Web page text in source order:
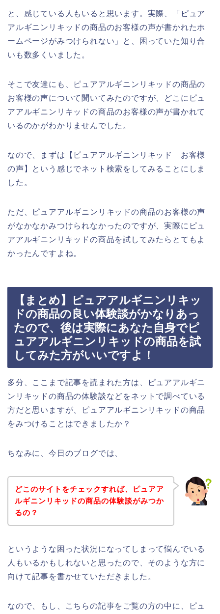
と、感じている人もいると思います。実際、「ピュア
アルギニンリキッドの商品のお客様の声が書かれたホ
ームページがみつけられない」と、困っていた知り合
いも数多くいました。
そこで友達にも、ピュアアルギニンリキッドの商品の
お客様の声について聞いてみたのですが、どこにピュ
アアルギニンリキッドの商品のお客様の声が書かれて
いるのかがわかりませんでした。
なので、まずは【ピュアアルギニンリキッド お客様
の声】という感じでネット検索をしてみることにしま
した。
ただ、ピュアアルギニンリキッドの商品のお客様の声
がなかなかみつけられなかったのですが、実際にピュ
アアルギニンリキッドの商品を試してみたらとてもよ
かったんですよね。
【まとめ】ピュアアルギニンリキッ
ドの商品の良い体験談がかなりあっ
たので、後は実際にあなた自身でピ
ュアアルギニンリキッドの商品を試
してみた方がいいですよ！
多分、ここまで記事を読まれた方は、ピュアアルギニ
ンリキッドの商品の体験談などをネットで調べている
方だと思いますが、ピュアアルギニンリキッドの商品
をみつけることはできましたか？
ちなみに、今日のブログでは、
どこのサイトをチェックすれば、ピュアア
ルギニンリキッドの商品の体験談がみつか
るの？
というような困った状況になってしまって悩んでいる
人もいるかもしれないと思ったので、そのような方に
向けて記事を書かせていただきました。
なので、もし、こちらの記事をご覧の方の中に、ピュ